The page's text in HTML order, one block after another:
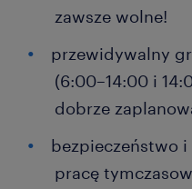
zawsze wolne!
przewidywalny
(6:00–14:00 i
dobrze
bezpieczeństwo
pracę